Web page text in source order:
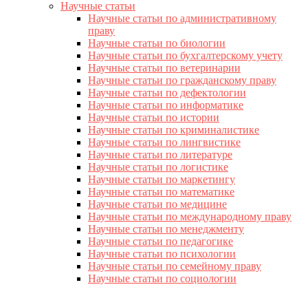
Научные статьи
Научные статьи по административному
праву
Научные статьи по биологии
Научные статьи по бухгалтерскому учету
Научные статьи по ветеринарии
Научные статьи по гражданскому праву
Научные статьи по дефектологии
Научные статьи по информатике
Научные статьи по истории
Научные статьи по криминалистике
Научные статьи по лингвистике
Научные статьи по литературе
Научные статьи по логистике
Научные статьи по маркетингу
Научные статьи по математике
Научные статьи по медицине
Научные статьи по международному праву
Научные статьи по менеджменту
Научные статьи по педагогике
Научные статьи по психологии
Научные статьи по семейному праву
Научные статьи по социологии